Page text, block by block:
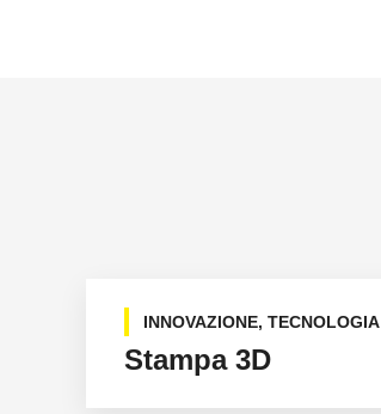
INNOVAZIONE, TECNOLOGIA
Stampa 3D